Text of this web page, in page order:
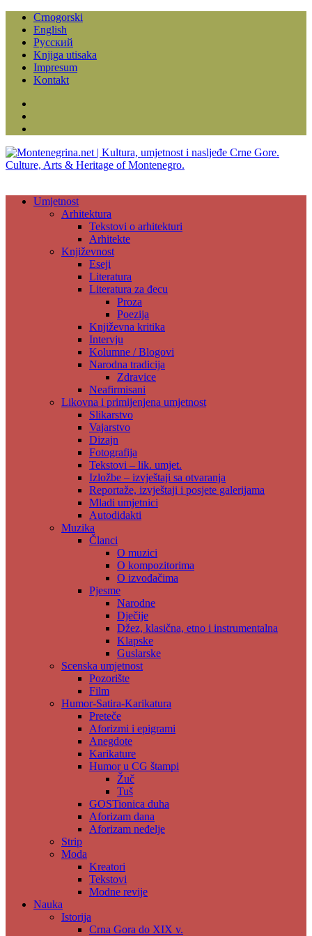
Crnogorski
English
Русский
Knjiga utisaka
Impresum
Kontakt
Umjetnost
Arhitektura
Tekstovi o arhitekturi
Arhitekte
Književnost
Eseji
Literatura
Literatura za đecu
Proza
Poezija
Književna kritika
Intervju
Kolumne / Blogovi
Narodna tradicija
Zdravice
Neafirmisani
Likovna i primijenjena umjetnost
Slikarstvo
Vajarstvo
Dizajn
Fotografija
Tekstovi – lik. umjet.
Izložbe – izvještaji sa otvaranja
Reportaže, izvještaji i posjete galerijama
Mladi umjetnici
Autodidakti
Muzika
Članci
O muzici
O kompozitorima
O izvođačima
Pjesme
Narodne
Dječije
Džez, klasična, etno i instrumentalna
Klapske
Guslarske
Scenska umjetnost
Pozorište
Film
Humor-Satira-Karikatura
Preteče
Aforizmi i epigrami
Anegdote
Karikature
Humor u CG štampi
Žuč
Tuš
GOSTionica duha
Aforizam dana
Aforizam neđelje
Strip
Moda
Kreatori
Tekstovi
Modne revije
Nauka
Istorija
Crna Gora do XIX v.